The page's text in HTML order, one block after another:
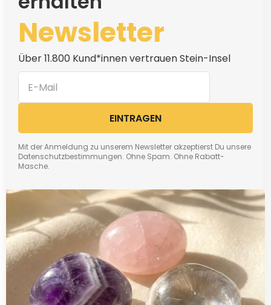
Newsletter
Über 11.800 Kund*innen vertrauen Stein-Insel
EINTRAGEN
Mit der Anmeldung zu unserem Newsletter akzeptierst Du unsere
Datenschutzbestimmungen. Ohne Spam. Ohne Rabatt-
Masche.